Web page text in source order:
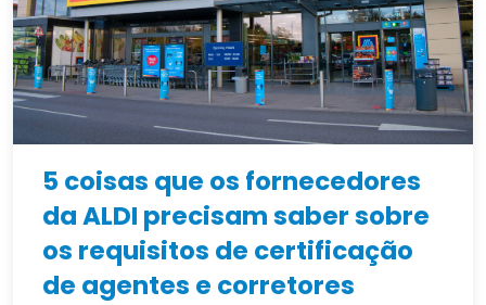
5 coisas que os fornecedores
da ALDI precisam saber sobre
os requisitos de certificação
de agentes e corretores